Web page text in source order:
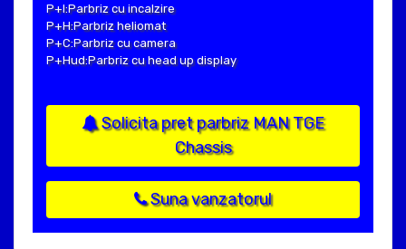
P+I:Parbriz cu incalzire
P+H:Parbriz heliomat
P+C:Parbriz cu camera
P+Hud:Parbriz cu head up display
Solicita pret parbriz MAN TGE
Chassis
Suna vanzatorul